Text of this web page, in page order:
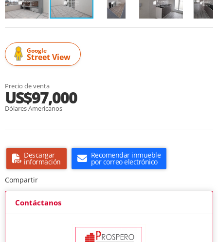
Google
Street View
Precio de venta
US$97,000
Dólares Americanos
Descargar
información
Recomendar inmueble
por correo electrónico
Compartir
Contáctanos